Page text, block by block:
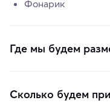
Фонарик
Где мы будем
Сколько будем